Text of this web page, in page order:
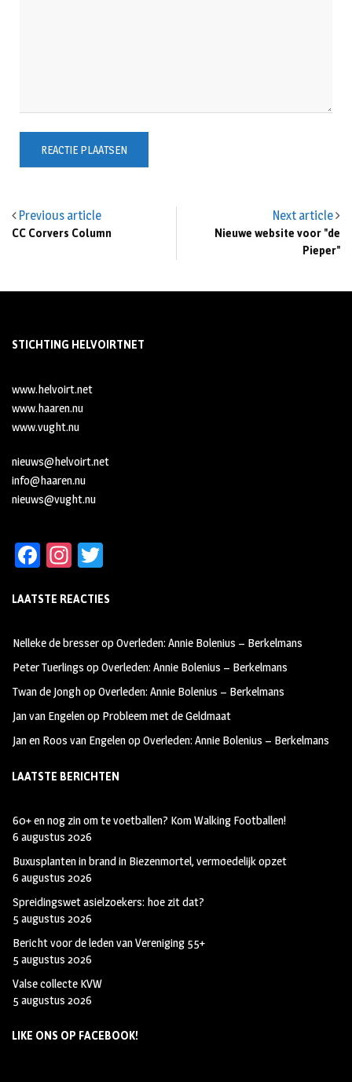
Previous article
CC Corvers Column
Next article
Nieuwe website voor "de
Pieper"
STICHTING HELVOIRTNET
www.helvoirt.net
www.haaren.nu
www.vught.nu
nieuws@helvoirt.net
info@haaren.nu
nieuws@vught.nu
Fa
b
oo
k
In
ag
m
tt
LAATSTE REACTIES
Nelleke de bresseropOverleden: Annie Bolenius – Berkelmans
Peter Tuerlings opOverleden: Annie Bolenius – Berkelmans
Twan de JonghopOverleden: Annie Bolenius – Berkelmans
Jan van Engelenop Probleem met de Geldmaat
Jan en Roos van EngelenopOverleden: Annie Bolenius – Berkelmans
LAATSTE BERICHTEN
60+ en nog zin om te voetballen? Kom Walking Footballen!
6 augustus 2026
Buxusplanten in brand in Biezenmortel, vermoedelijk opzet
6 augustus 2026
Spreidingswet asielzoekers: hoe zit dat?
5 augustus 2026
Bericht voor de leden van Vereniging 55+
5 augustus 2026
Valse collecte KVW
5 augustus 2026
LIKE ONS OP FACEBOOK!